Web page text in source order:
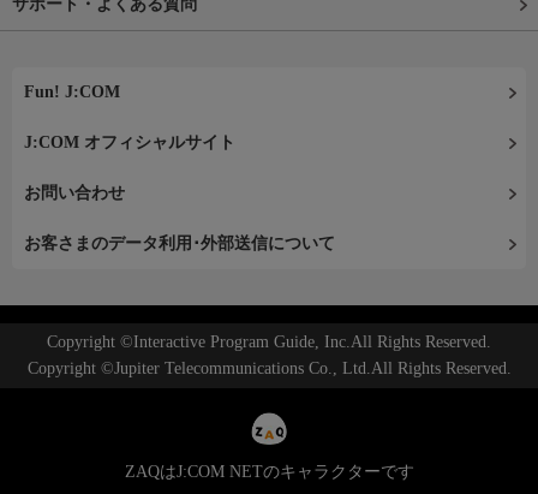
サポート・よくある質問
Fun! J:COM
J:COM オフィシャルサイト
お問い合わせ
お客さまのデータ利用･外部送信について
Copyright ©Interactive Program Guide, Inc.All Rights Reserved.
Copyright ©Jupiter Telecommunications Co., Ltd.All Rights Reserved.
ZAQはJ:COM NETのキャラクターです